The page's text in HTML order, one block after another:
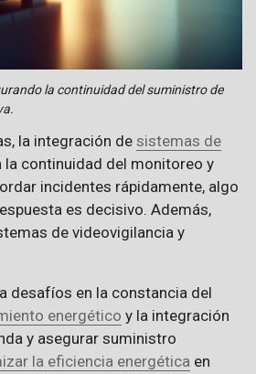
la continuidad del suministro de
la integración de sistemas de
la continuidad del monitoreo y
incidentes rápidamente, algo
es decisivo. Además,
de videovigilancia y
desafíos en la constancia del
energético y la integración
y asegurar suministro
la eficiencia energética en